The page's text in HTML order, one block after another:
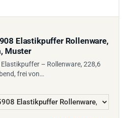
Elastikpuffer Rollenware,
Muster
– Rollenware, 228,6
frei von…